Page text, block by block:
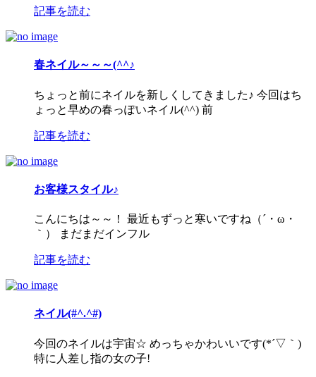
記事を読む
春ネイル～～～(^^♪
ちょっと前にネイルを新しくしてきました♪ 今回はち
ょっと早めの春っぽいネイル(^^) 前
記事を読む
お客様スタイル♪
こんにちは～～！ 最近もずっと寒いですね（´・ω・
｀） まだまだインフル
記事を読む
ネイル(#^.^#)
今回のネイルは宇宙☆ めっちゃかわいいです(*´▽｀)
特に人差し指の女の子!